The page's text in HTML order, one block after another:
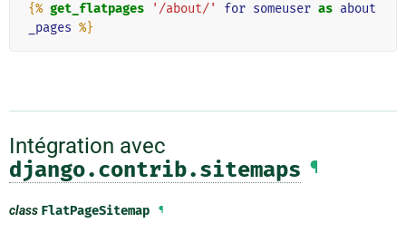
{% get_flatpages '/about/' for someuser as about
_pages %}
Intégration avec
django.contrib.sitemaps ¶
class FlatPageSitemap ¶